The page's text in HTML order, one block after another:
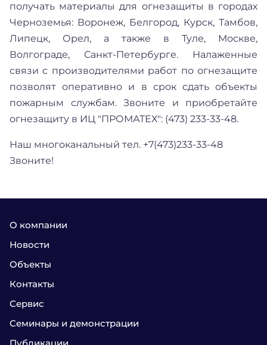
получать материалы для огнезащиты в городах
Черноземья: Воронеж, Белгород, Курск, Тамбов,
Липецк, Орел, а также в Туле, Москве,
Волгограде, Санкт-Петербурге. Налаженные
связи с производителями работ по огнезащите
позволят оперативно и в срок сдать объекты
пожарным службам. Звоните и приобретайте
огнезащиту в ИЦ "ПРОМАТЕХ": (473) 233-33-48.
Наш многоканальный тел. +7(473)233-33-48
Звоните!
О компании
Новости
Объекты
Контакты
Сервис
Семинары и демонстрации